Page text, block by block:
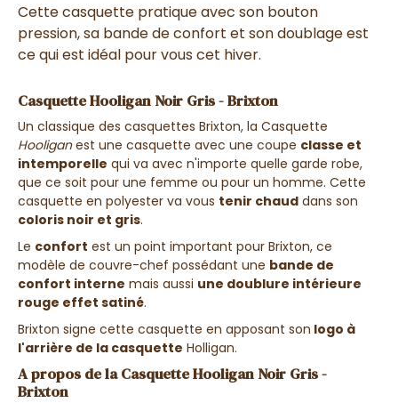
Cette casquette pratique avec son bouton
pression, sa bande de confort et son doublage est
ce qui est idéal pour vous cet hiver.
Casquette Hooligan Noir Gris - Brixton
Un classique des casquettes Brixton, la Casquette
Hooliganest une casquette avec une coupe classe et
intemporelle qui va avec n'importe quelle garde robe,
que ce soit pour une femme ou pour un homme. Cette
casquette en polyester va vous tenir chaud dans son
coloris noir et gris.
Le confort est un point important pour Brixton, ce
modèle de couvre-chef possédant une bande de
confort interne mais aussi une doublure intérieure
rouge effet satiné.
Brixton signe cette casquette en apposant son logo à
l'arrière de la casquette Holligan.
A propos de la Casquette Hooligan Noir Gris -
Brixton